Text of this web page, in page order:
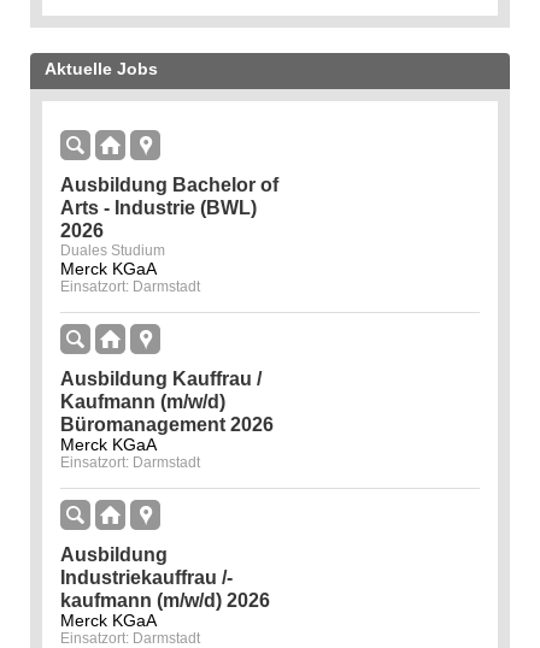
Aktuelle Jobs
Ausbildung Bachelor of
Arts - Industrie (BWL)
2026
Duales Studium
Merck KGaA
Einsatzort: Darmstadt
Ausbildung Kauffrau /
Kaufmann (m/w/d)
Büromanagement 2026
Merck KGaA
Einsatzort: Darmstadt
Ausbildung
Industriekauffrau /-
kaufmann (m/w/d) 2026
Merck KGaA
Einsatzort: Darmstadt